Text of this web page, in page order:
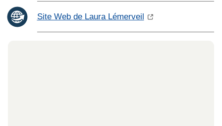
Site Web de Laura Lémerveil